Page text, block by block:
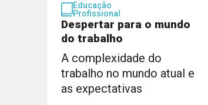
Educação
Profissional
Despertar para o mundo
do trabalho
A complexidade do
trabalho no mundo atual e
as expectativas